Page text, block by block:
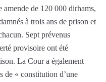
amende de 120 000 dirhams,
à trois ans de prison et
Sept prévenus
provisoire ont été
La Cour a également
de « constitution d’une